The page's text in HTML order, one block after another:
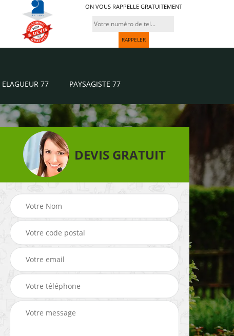
ON VOUS RAPPELLE GRATUITEMENT
ELAGUEUR 77 PAYSAGISTE 77
Paysagiste 77 Jardinier 77
DEVIS GRATUIT